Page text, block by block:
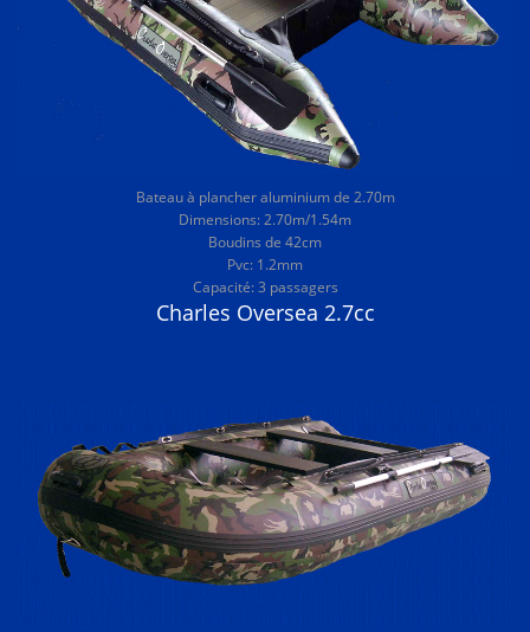
Bateau à plancher aluminium de 2.70m
Dimensions: 2.70m/1.54m
Boudins de 42cm
Pvc: 1.2mm
Capacité: 3 passagers
Charles Oversea 2.7cc